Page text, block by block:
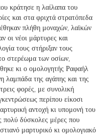
κράτησε η λαίλαπα του
και στα φριχτά στρατόπεδα
πλήθη μοναχών, λαϊκών
οι νέοι μάρτυρες και
τους στήριξαν τους
στερέωμα των οσίων,
κι ο ομολογητής Ραφαήλ
λαμπάδα της αγάπης και της
φορές, με συνολική
περίπου είκοσι
αντοχή κι υπομονή του
πολύ δύσκολες μέρες που
μαρτυρικό κι ομολογιακό